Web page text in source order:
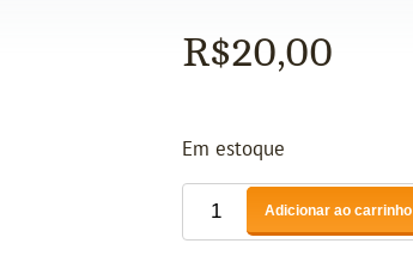
R$20,00
Em estoque
Adicionar ao carrinho